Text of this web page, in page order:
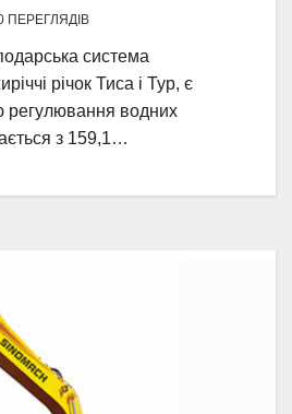
ПЕРЕГЛЯДІВ
система
річок Тиса і Тур, є
регулювання водних
з 159,1…